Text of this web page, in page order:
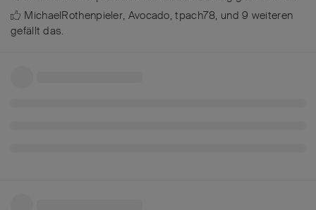
MichaelRothenpieler, Avocado,tpach78, und9 weiteren
gefällt das.